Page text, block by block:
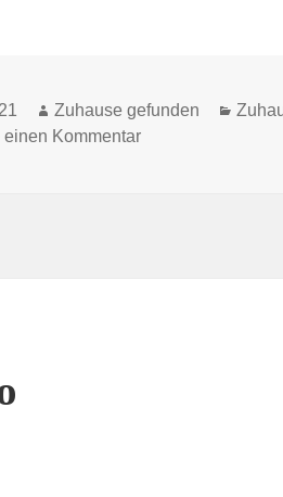
Autor
Zuhause gefunden
einen Kommentarzu Raphaela